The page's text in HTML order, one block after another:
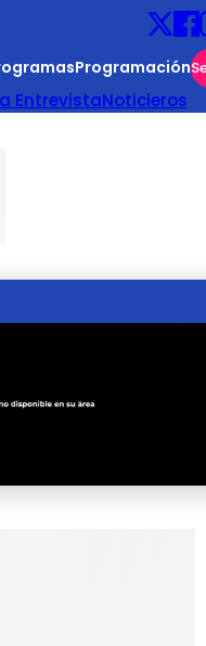
Programación
EntrevistaNoticieros